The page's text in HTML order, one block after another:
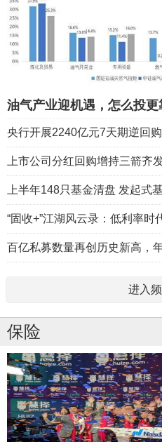
油气产业迎机遇，怎么投更
央行开展2240亿元7天期逆回
上市公司分红回购增持三箭齐
上半年148只基金清盘 发起式
“固收+”江湖风云录：低利率时
百亿私募数量再创历史新高，
进入
保险